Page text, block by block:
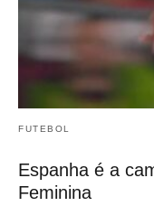
FUTEBOL
Espanha é a
Feminina